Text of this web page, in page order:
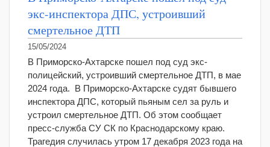
экс-инспектора ДПС, устроивший
смертельное ДТП
15/05/2024
В Приморско-Ахтарске пошел под суд экс-
полицейский, устроивший смертельное ДТП, в мае
2024 года. В Приморско-Ахтарске судят бывшего
инспектора ДПС, который пьяным сел за руль и
устроил смертельное ДТП. Об этом сообщает
пресс-служба СУ СК по Краснодарскому краю.
Трагедия случилась утром 17 декабря 2023 года на